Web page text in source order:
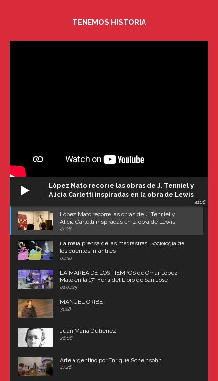
TENEMOS HISTORIA
López Mato recorre las obras de J. Tenniel y
Alicia Carletti inspiradas en la obra de Lewis
41:08
López Mato recorre las obras de J. Tenniel y
Alicia Carletti inspiradas en la obra de Lewis
Carroll
41:08
La mala prensa de las madrastras: Sociología de
los cuentos infantiles
04:30
LA MAREA DE LOS TIEMPOS de Omar López
Mato en la 17° Feria del Libro de San José
(Uruguay)
01:04:25
MANUEL ORIBE
31:28
Juan María Gutiérrez
26:08
Arte argentino por Enrique Scheinsohn
47:26